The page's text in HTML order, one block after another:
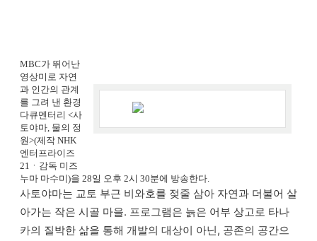
MBC가 뛰어난
영상미로 자연
과 인간의 관계
를 그려 낸 환경
다큐멘터리 <사
토야마, 물의 정
원>(제작 NHK
엔터프라이즈
21ㆍ감독 미즈
누마 마수미)을 28일 오후 2시 30분에 방송한다.
사토야마는 교토 부근 비와호를 젖줄 삼아 자연과 더불어 살
아가는 작은 시골 마을. 프로그램은 늙은 어부 상고로 타나
카의 질박한 삶을 통해 개발의 대상이 아닌, 공존의 공간으